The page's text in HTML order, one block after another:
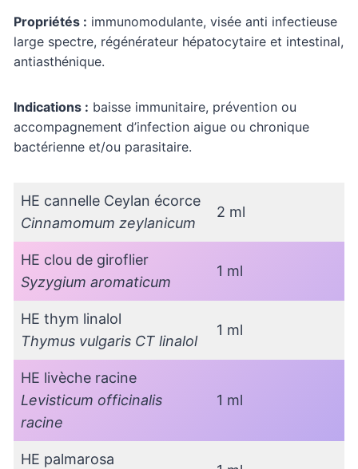
Propriétés : immunomodulante, visée anti infectieuse
large spectre, régénérateur hépatocytaire et intestinal,
antiasthénique.
Indications : baisse immunitaire, prévention ou
accompagnement d’infection aigue ou chronique
bactérienne et/ou parasitaire.
HE cannelle Ceylan écorce
Cinnamomum zeylanicum
2 ml
HE clou de giroflier
Syzygium aromaticum
1 ml
HE thym linalol
Thymus vulgaris CT linalol
1 ml
HE livèche racine
Levisticum officinalis
racine
1 ml
HE palmarosa